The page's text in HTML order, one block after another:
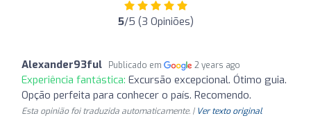
5/5 (3 Opiniões)
Alexander93ful Publicado em 2 years ago
Experiência fantástica: Excursão excepcional. Ótimo guia.
Opção perfeita para conhecer o país. Recomendo.
Esta opinião foi traduzida automaticamente. | Ver texto original